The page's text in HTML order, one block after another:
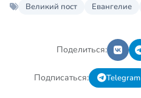
Великий пост Евангелие
Поделиться:
Подписаться: Telegram